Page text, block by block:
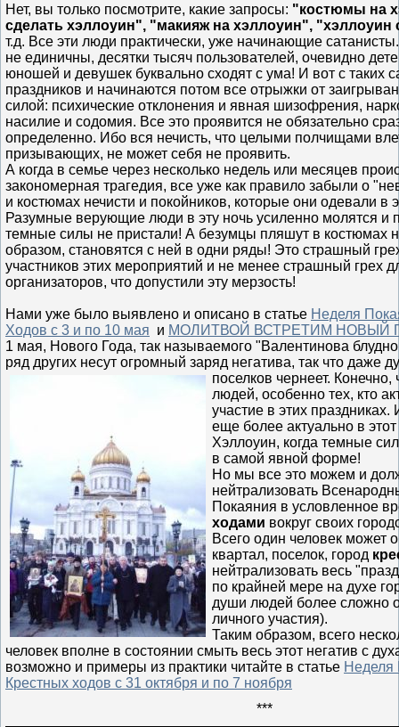
Нет, вы только посмотрите, какие запросы: "костюмы на
сделать хэллоуин", "макияж на хэллоуин",
т.д. Все эти люди практически, уже начинающие
не единичны, десятки тысяч пользователей, очевидно
юношей и девушек буквально сходят с ума! И вот с таких
праздников и начинаются потом все отрыжки от
силой: психические отклонения и явная шизофрения,
насилие и содомия. Все это проявится не обязательно
определенно. Ибо вся нечисть, что целыми полчищами
призывающих, не может себя не проявить.
А когда в семье через несколько недель или месяцев
закономерная трагедия, все уже как правило забыли о
и костюмах нечисти и покойников, которые они одевали в
Разумные верующие люди в эту ночь усиленно молятся и
темные силы не пристали! А безумцы пляшут в костюмах
образом, становятся с ней в одни ряды! Это страшный
участников этих мероприятий и не менее страшный грех
организаторов, что допустили эту мерзость!
Нами уже было выявлено и описано в статье Неделя
Ходов с 3 и по 10 мая и МОЛИТВОЙ ВСТРЕТИМ НОВЫЙ
1 мая, Нового Года, так называемого "Валентинова
ряд других несут огромный заряд негатива, так что даже
поселков чернеет. Конечно,
людей, особенно тех, кто
участие в этих
еще более актуально в
Хэллоуин, когда темные
в самой явной форме!
Но мы все это можем и
нейтрализовать
Покаяния в условленное
ходами вокруг своих
Всего один человек может
квартал, поселок, город
нейтрализовать весь
по крайней мере на духе
души людей более сложно
личного участия).
Таким образом, всего
человек вполне в состоянии смыть весь этот негатив с
возможно и примеры из практики читайте в статье Неделя
Крестных ходов с 31 октября и по 7 ноября
***